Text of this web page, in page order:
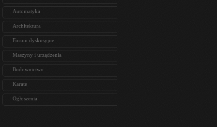
Automatyka
Architektura
Forum dyskusyjne
Maszyny i urządzenia
Budownictwo
Karate
Ogłoszenia